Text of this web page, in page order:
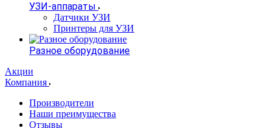
УЗИ-аппараты
Датчики УЗИ
Принтеры для УЗИ
Разное оборудование
Акции
Компания
Производители
Наши преимущества
Отзывы